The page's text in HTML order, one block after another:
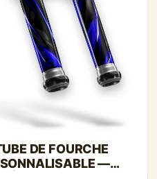
DE FOURCHE
—